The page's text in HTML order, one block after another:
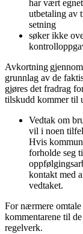
har vært
utbetaling av
setning
søker ikke
Avkortning
grunnlag av de
gjøres det fradrag
tilskudd kommer til
Vedtak om
vil i noen
Hvis
forholde seg
kontakt med
vedtaket.
For nærmere omtale
kommentarene til
regelverk.